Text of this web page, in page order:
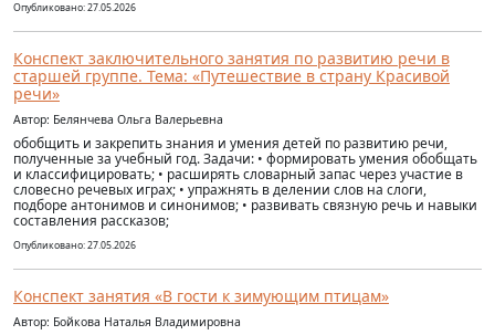
Опубликовано: 27.05.2026
Конспект заключительного занятия по развитию речи в
старшей группе. Тема: «Путешествие в страну Красивой
речи»
Автор: Белянчева Ольга Валерьевна
обобщить и закрепить знания и умения детей по развитию речи,
полученные за учебный год. Задачи: • формировать умения обобщать
и классифицировать; • расширять словарный запас через участие в
словесно речевых играх; • упражнять в делении слов на слоги,
подборе антонимов и синонимов; • развивать связную речь и навыки
составления рассказов;
Опубликовано: 27.05.2026
Конспект занятия «В гости к зимующим птицам»
Автор: Бойкова Наталья Владимировна